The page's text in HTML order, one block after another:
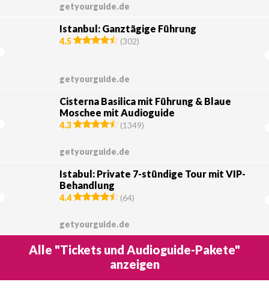
getyourguide.de
Istanbul: Ganztägige Führung
4.5 (302)
getyourguide.de
Cisterna Basilica mit Führung & Blaue
Moschee mit Audioguide
4.3 (1349)
getyourguide.de
Istabul: Private 7-stündige Tour mit VIP-
Behandlung
4.4 (64)
getyourguide.de
Alle "Tickets und Audioguide-Pakete"
anzeigen